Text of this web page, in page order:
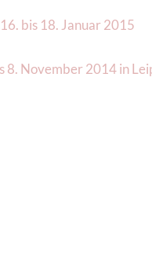
bis 18. Januar 2015
8. November 2014 in